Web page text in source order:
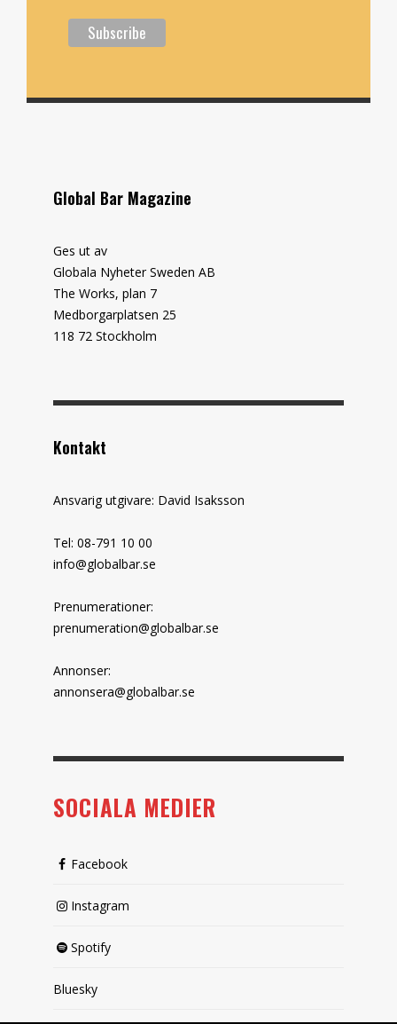
Global Bar Magazine
Ges ut av
Globala Nyheter Sweden AB
The Works, plan 7
Medborgarplatsen 25
118 72 Stockholm
Kontakt
Ansvarig utgivare: David Isaksson
Tel: 08-791 10 00
info@globalbar.se
Prenumerationer:
prenumeration@globalbar.se
Annonser:
annonsera@globalbar.se
SOCIALA MEDIER
Facebook
Instagram
Spotify
Bluesky